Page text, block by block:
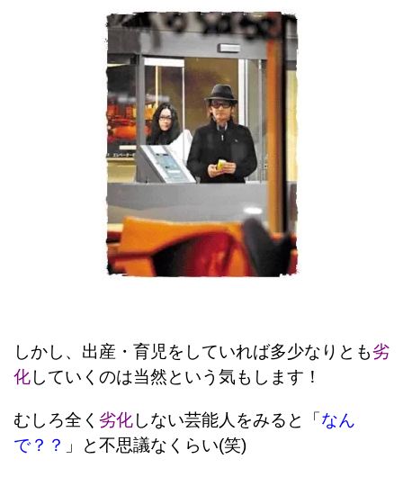
しかし、出産・育児をしていれば多少なりとも劣
化していくのは当然という気もします！
むしろ全く 劣化しない芸能人をみると「 なん
で？？ 」と不思議なくらい(笑)